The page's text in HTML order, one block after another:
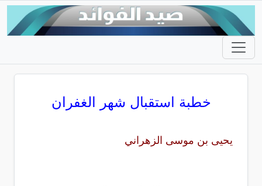
خطبة استقبال شهر الغفران
يحيى بن موسى الزهراني